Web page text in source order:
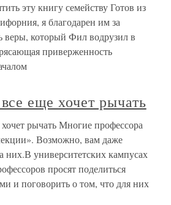
эту книгу семейству Готов из
я благодарен им за
веры, который Фил водрузил в
приверженность
еще хочет рычать
рычать Многие профессора
Возможно, вам даже
них.В университетских кампусах
просят поделиться
и поговорить о том, что для них